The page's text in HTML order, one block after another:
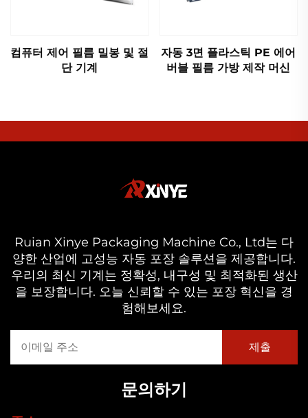
컴퓨터 제어 필름 밀봉 및 절
단 기계
자동 3면 플라스틱 PE 에어
버블 필름 가방 제작 머신
Ruian Xinye Packaging Machine Co., Ltd는 다
양한 산업에 고성능 자동 포장 솔루션을 제공합니다.
우리의 최신 기계는 정확성, 내구성 및 최적화된 생산
을 보장합니다. 오늘 신뢰할 수 있는 포장 혁신을 경
험해보세요.
문의하기